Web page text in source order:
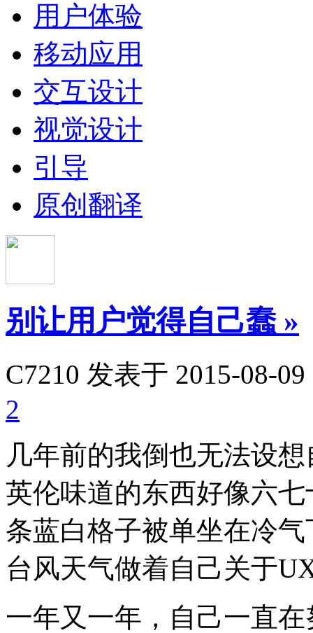
用户体验
移动应用
交互设计
视觉设计
引导
原创翻译
别让用户觉得自己蠢 »
C7210 发表于 2015-08-09
2
几年前的我倒也无法设
英伦味道的东西好像六
条蓝白格子被单坐在冷
台风天气做着自己关于
一年又一年，自己一直